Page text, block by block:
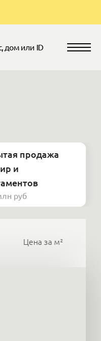
продажа
и
руб
Цена за м²